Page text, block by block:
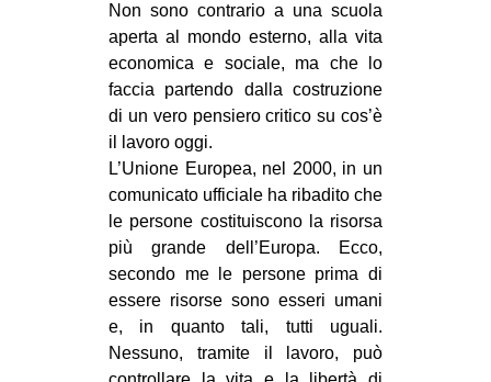
Non sono contrario a una scuola
aperta al mondo esterno, alla vita
economica e sociale, ma che lo
faccia partendo dalla costruzione
di un vero pensiero critico su cos’è
il lavoro oggi.
L’Unione Europea, nel 2000, in un
comunicato ufficiale ha ribadito che
le persone costituiscono la risorsa
più grande dell’Europa. Ecco,
secondo me le persone prima di
essere risorse sono esseri umani
e, in quanto tali, tutti uguali.
Nessuno, tramite il lavoro, può